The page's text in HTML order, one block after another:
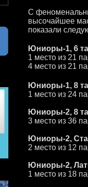
С
высочайшее
показали
Юниоры-1, 6
1 место из 21
4 место из 21
Юниоры-1, 8
1 место из 24
Юниоры-2, 8
3 место из 36
Юниоры-2,
2 место из 12
Юниоры-2,
1 место из 18